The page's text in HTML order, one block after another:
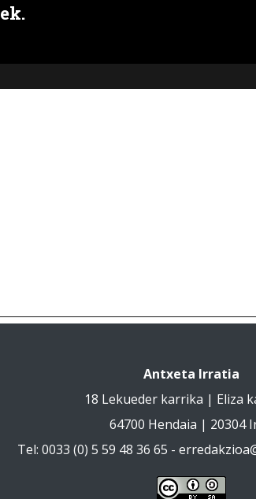
Antxeta Irratia
18 Lekueder karrika | Eliza
64700 Hendaia | 20304
Tel: 0033 (0) 5 59 48 36 65 -